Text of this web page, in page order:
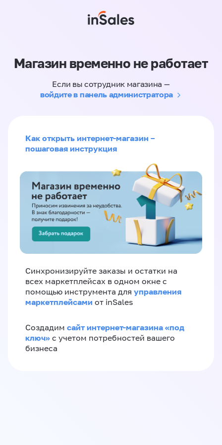
Магазин временно не работает
Если вы сотрудник магазина —
войдите в панель администратора
Как открыть интернет-магазин –
пошаговая инструкция
Синхронизируйте заказы и остатки на
всех маркетплейсах в одном окне с
помощью инструмента для управления
маркетплейсами от inSales
Создадим сайт интернет-магазина «под
ключ» с учетом потребностей вашего
бизнеса